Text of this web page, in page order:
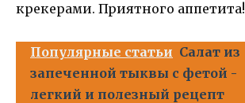
крекерами. Приятного аппетита!
Популярные статьи Салат из
запеченной тыквы с фетой -
легкий и полезный рецепт